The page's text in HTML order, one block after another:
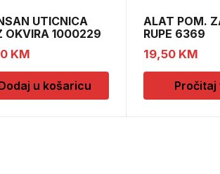
UTICNICA
OKVIRA 1000229
KM
u košaricu
ALAT POM.
RUPE 6369
19,50 KM
Pročitaj